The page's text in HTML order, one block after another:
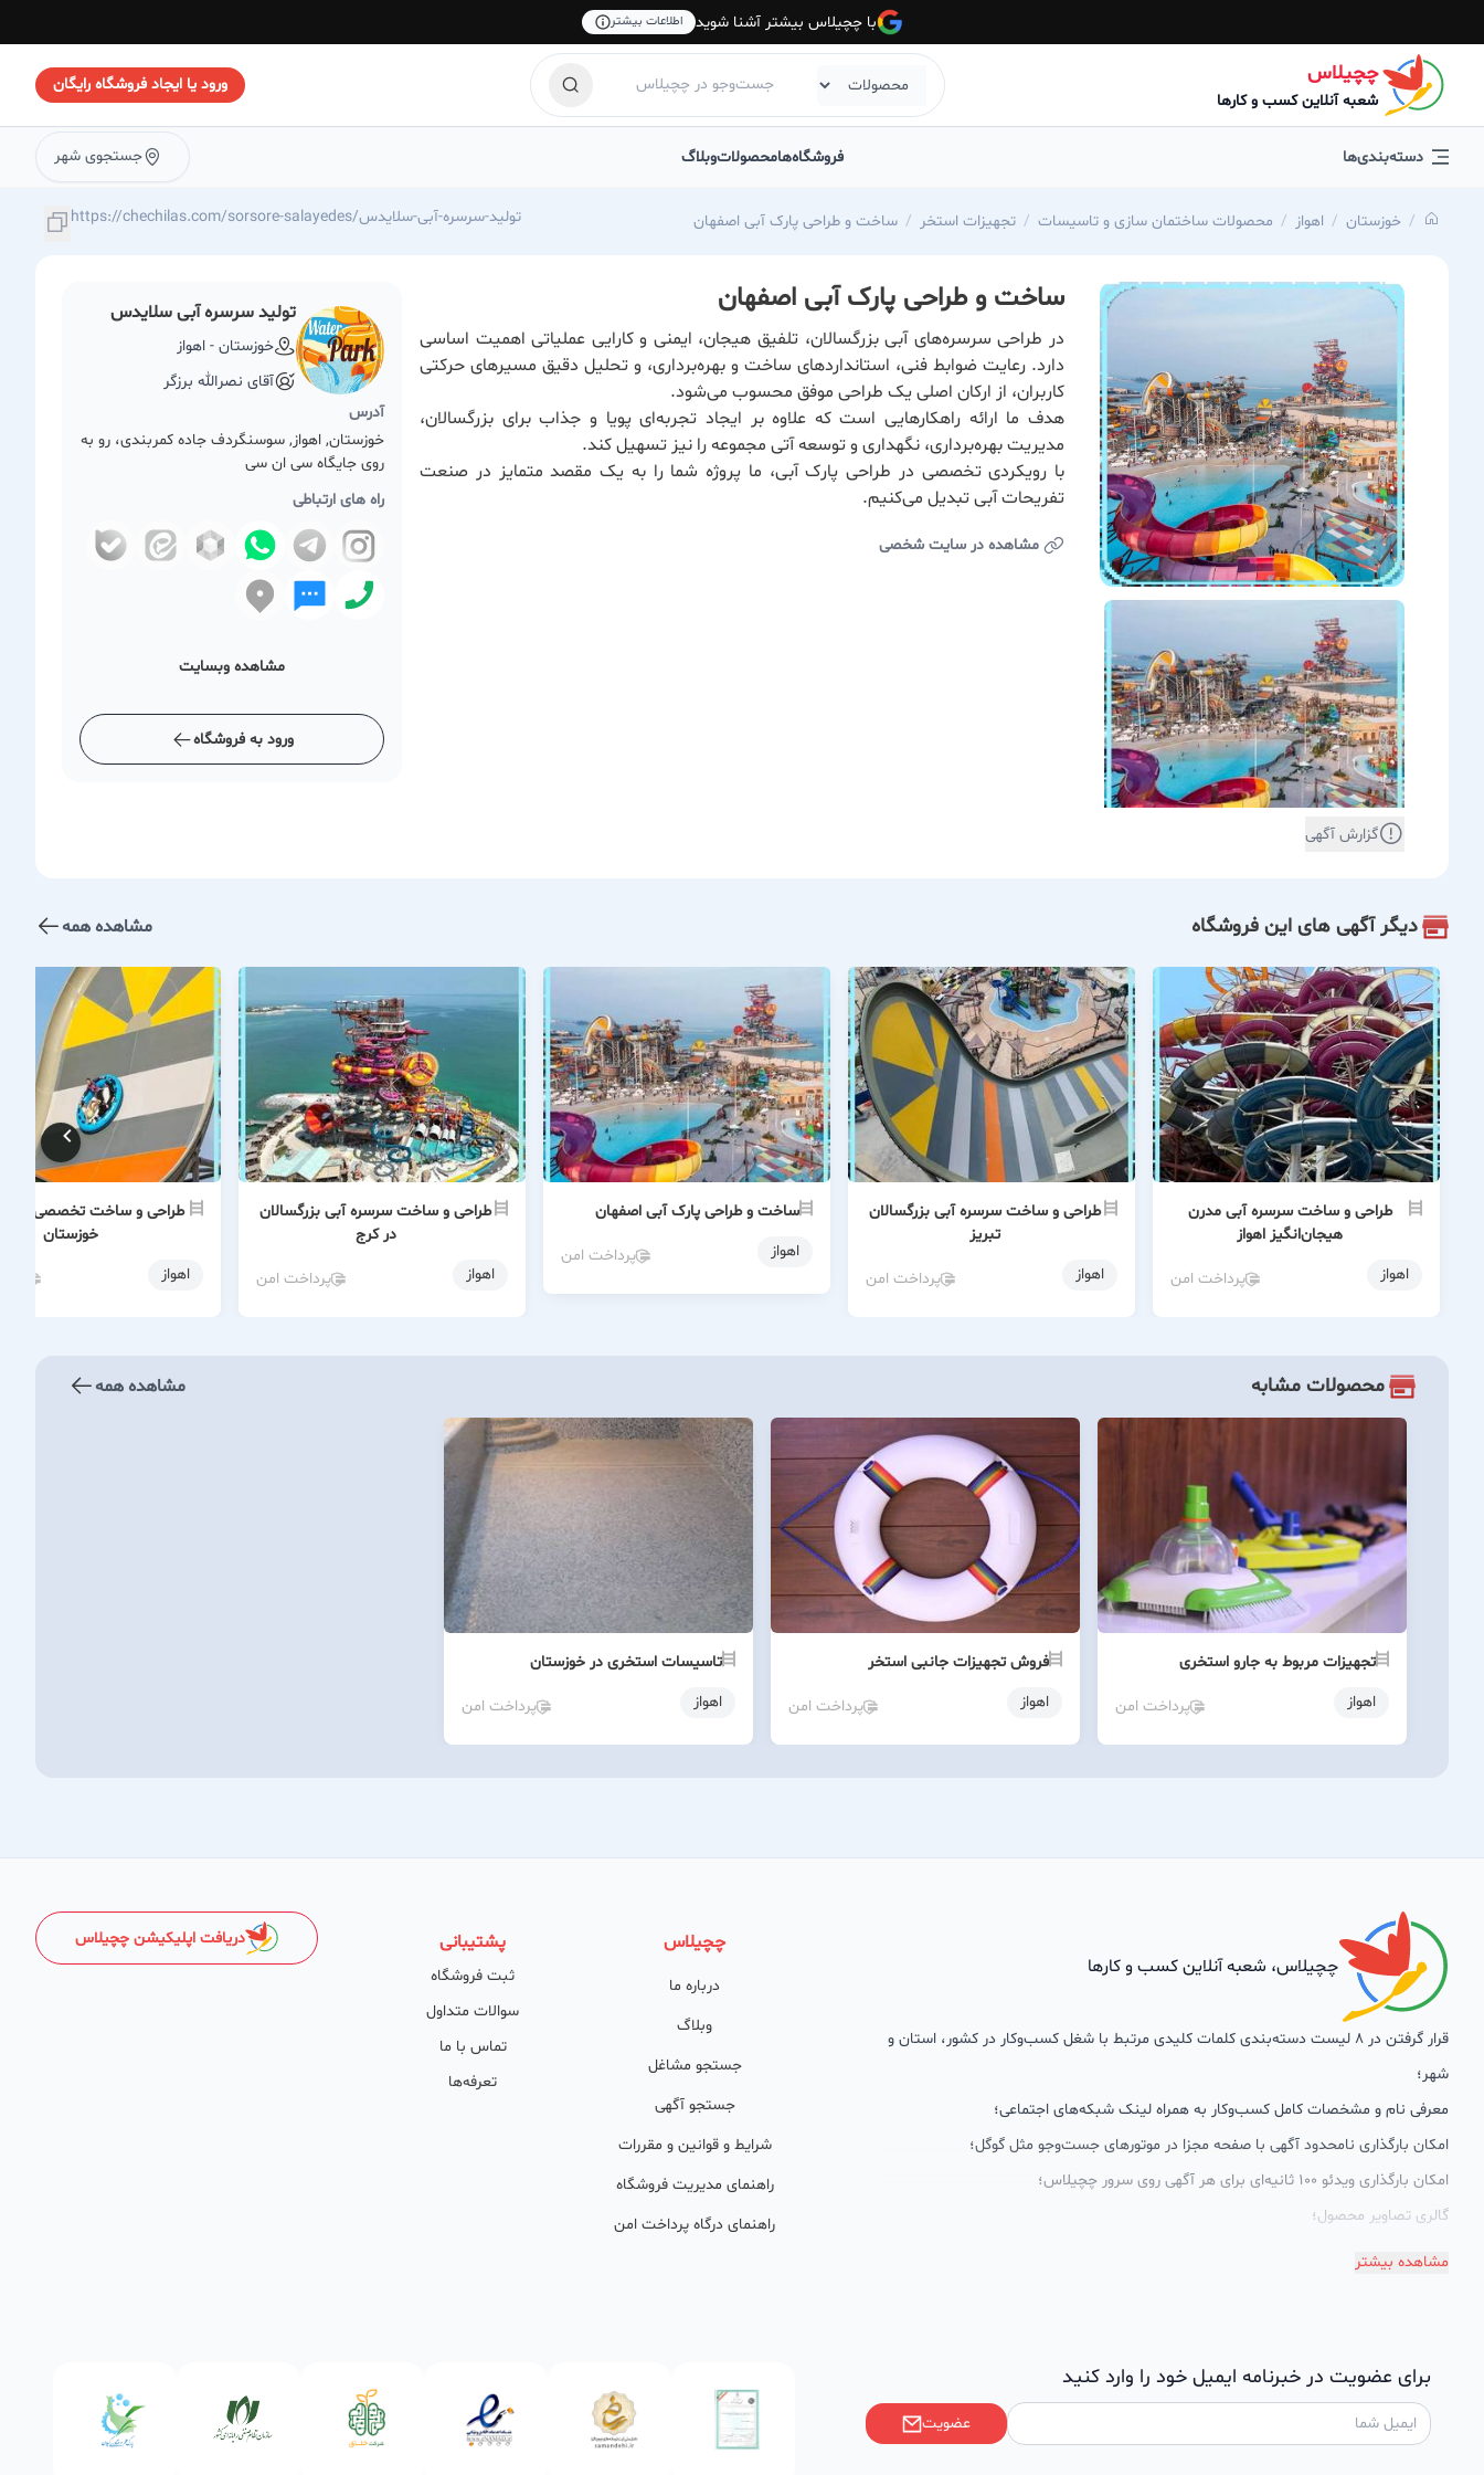
با چچیلاس بیشتر آشنا شوید اطلاعات بیشتر
چچیلاس
شعبه آنلاین کسب و کارها
ورود یا ایجاد فروشگاه رایگان
دسته‌بندی‌ها فروشگاه‌هامحصولاتوبلاگ جستجوی شهر
خوزستان اهواز محصولات ساختمان سازی و تاسیسات تجهیزات استخر ساخت و طراحی پارک آبی اصفهان https://chechilas.com/sorsore-salayedes/تولید-سرسره-آبی-سلایدس
گزارش آگهی
ساخت و طراحی پارک آبی اصفهان
در طراحی سرسره‌های آبی بزرگسالان، تلفیق هیجان، ایمنی و کارایی عملیاتی اهمیت اساسی
دارد. رعایت ضوابط فنی، استانداردهای ساخت و بهره‌برداری، و تحلیل دقیق مسیرهای حرکتی
کاربران، از ارکان اصلی یک طراحی موفق محسوب می‌شود.
هدف ما ارائه راهکارهایی است که علاوه بر ایجاد تجربه‌ای پویا و جذاب برای بزرگسالان،
مدیریت بهره‌برداری، نگهداری و توسعه آتی مجموعه را نیز تسهیل کند.
با رویکردی تخصصی در طراحی پارک آبی، ما پروژه شما را به یک مقصد متمایز در صنعت
تفریحات آبی تبدیل می‌کنیم.
مشاهده در سایت شخصی
تولید سرسره آبی سلایدس
خوزستان - اهواز
آقای نصرالله برزگر
آدرس
خوزستان, اهواز, سوسنگردف جاده کمربندی، رو به
روی جایگاه سی ان سی
راه های ارتباطی
مشاهده وبسایت
ورود به فروشگاه
دیگر آگهی های این فروشگاه مشاهده همه
طراحی و ساخت سرسره آبی مدرن
هیجان‌انگیز اهواز
اهواز
پرداخت امن
طراحی و ساخت سرسره آبی بزرگسالان
تبریز
اهواز
پرداخت امن
ساخت و طراحی پارک آبی اصفهان
اهواز
پرداخت امن
طراحی و ساخت سرسره آبی بزرگسالان
در کرج
اهواز
پرداخت امن
طراحی و ساخت تخصصی پارک
خوزستان
اهواز
محصولات مشابه مشاهده همه
تجهیزات مربوط به جارو استخری
اهواز
پرداخت امن
فروش تجهیزات جانبی استخر
اهواز
پرداخت امن
تاسیسات استخری در خوزستان
اهواز
پرداخت امن
چچیلاس، شعبه آنلاین کسب و کارها
قرار گرفتن در 8 لیست دسته‌بندی کلمات کلیدی مرتبط با شغل کسب‌وکار در کشور، استان و
شهر؛
معرفی نام و مشخصات کامل کسب‌وکار به همراه لینک شبکه‌های اجتماعی؛
امکان بارگذاری نامحدود آگهی با صفحه مجزا در موتورهای جست‌وجو مثل گوگل؛
امکان بارگذاری ویدئو 100 ثانیه‌ای برای هر آگهی روی سرور چچیلاس؛
گالری تصاویر محصول؛
امکان دسته‌بندی آگهی‌ها
چچیلاس با کلمات کلیدی بسیار خوبی رتبه دریافت کرده و بازخورد‌های بسیار خوبی گرفته‌اند.
طی تماس‌های دوره‌ای پشتیبان‌ها (هر 45 روز تا 60 روز یک‌بار)، صاحبین کسب‌وکارها با
مشاهده بیشتر
چچیلاس
درباره ما
وبلاگ
جستجو مشاغل
جستجو آگهی
شرایط و قوانین و مقررات
راهنمای مدیریت فروشگاه
راهنمای درگاه پرداخت امن
پشتیبانی
ثبت فروشگاه
سوالات متداول
تماس با ما
تعرفه‌ها
دریافت اپلیکیشن چچیلاس
برای عضویت در خبرنامه ایمیل خود را وارد کنید
عضویت